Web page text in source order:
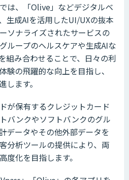
は、「Olive」などデジタルベ
生成AIを活用したUI/UXの抜本
ソナライズされたサービスの
ループのヘルスケアや生成AIな
組み合わせることで、日々の利
験の飛躍的な向上を目指し、
します。
が保有するクレジットカード
バンクやソフトバンクのグル
データやその他外部データを
分析ツールの提供により、両
度化を目指します。